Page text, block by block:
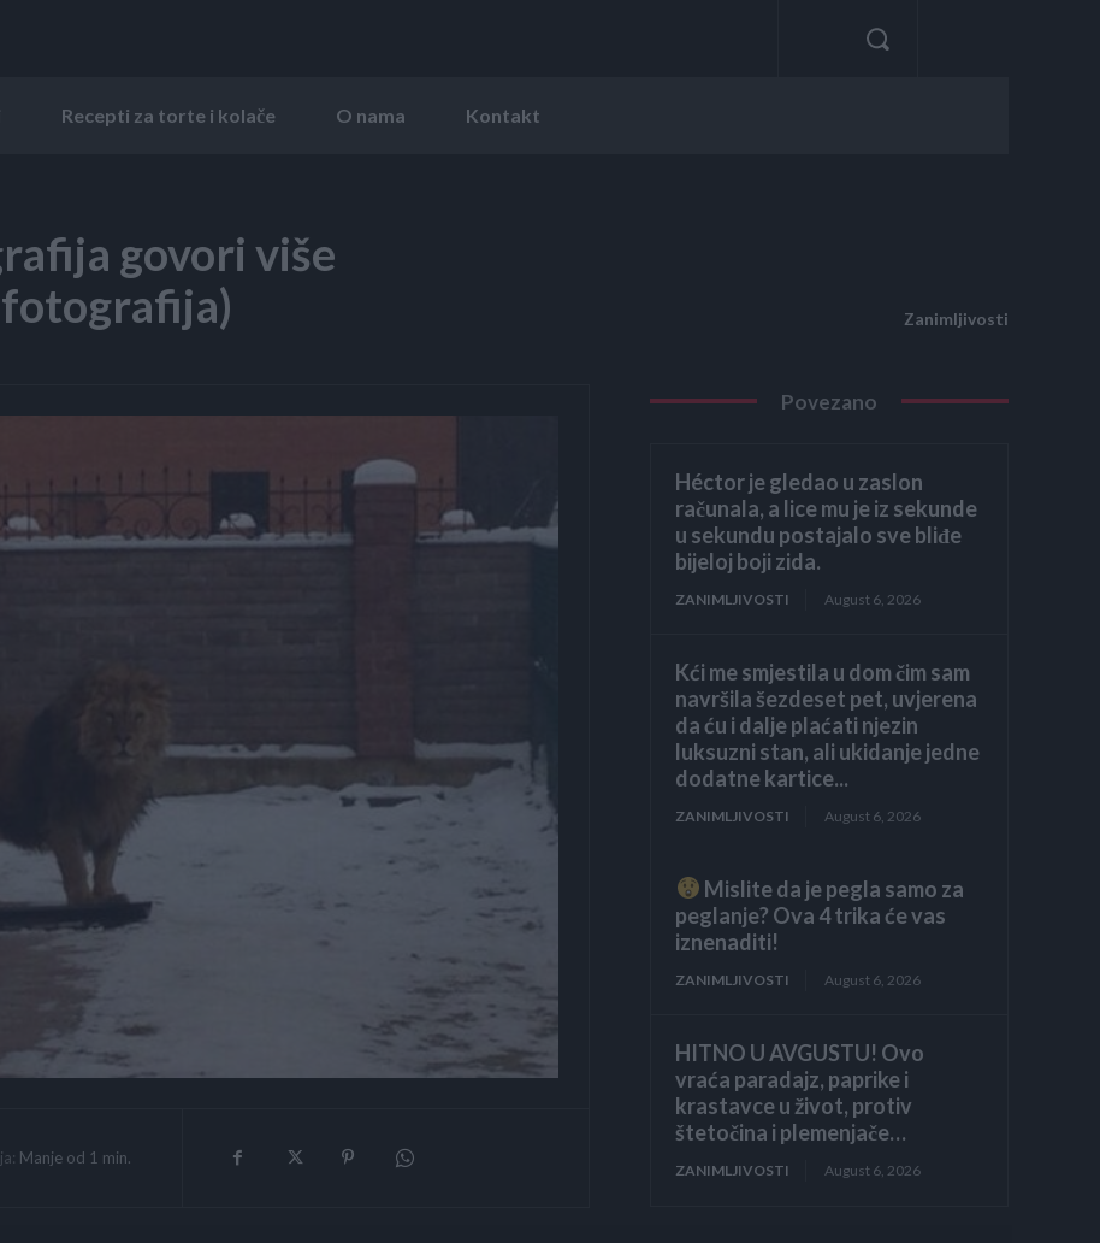
Recepti za torte i kolače O nama Kontakt
govori više
Zanimljivosti
Manje od 1 min.
Povezano
Héctor je gledao u zaslon
računala, a lice mu je iz sekunde
u sekundu postajalo sve bliđe
bijeloj boji zida.
ZANIMLJIVOSTI August 6, 2026
Kći me smjestila u dom čim sam
navršila šezdeset pet, uvjerena
da ću i dalje plaćati njezin
luksuzni stan, ali ukidanje jedne
dodatne kartice...
ZANIMLJIVOSTI August 6, 2026
Mislite da je pegla samo za
peglanje? Ova 4 trika će vas
iznenaditi!
ZANIMLJIVOSTI August 6, 2026
HITNO U AVGUSTU! Ovo
vraća paradajz, paprike i
krastavce u život, protiv
štetočina i plemenjače…
ZANIMLJIVOSTI August 6, 2026